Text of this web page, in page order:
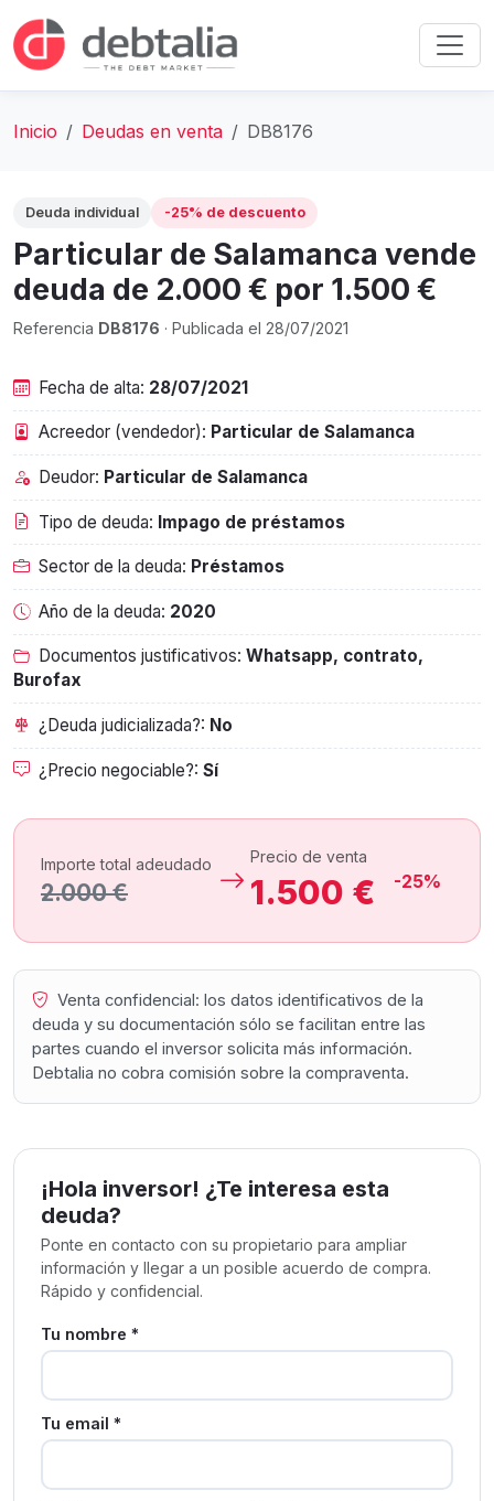
Inicio Deudas en venta DB8176
Deuda individual -25% de descuento
Particular de Salamanca vende
deuda de 2.000 € por 1.500 €
Referencia DB8176 · Publicada el 28/07/2021
Fecha de alta: 28/07/2021
Acreedor (vendedor): Particular de Salamanca
Deudor: Particular de Salamanca
Tipo de deuda: Impago de préstamos
Sector de la deuda: Préstamos
Año de la deuda: 2020
Documentos justificativos: Whatsapp, contrato,
Burofax
¿Deuda judicializada?: No
¿Precio negociable?: Sí
Importe total adeudado
2.000 €
Precio de venta
1.500 € -25%
Venta confidencial: los datos identificativos de la
deuda y su documentación sólo se facilitan entre las
partes cuando el inversor solicita más información.
Debtalia no cobra comisión sobre la compraventa.
¡Hola inversor! ¿Te interesa esta
deuda?
Ponte en contacto con su propietario para ampliar
información y llegar a un posible acuerdo de compra.
Rápido y confidencial.
Tu nombre *
Tu email *